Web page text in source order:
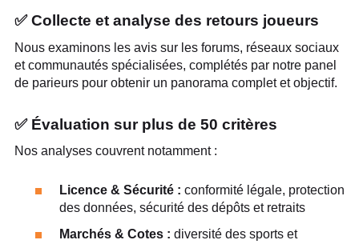
✅ Collecte et analyse des retours joueurs
Nous examinons les avis sur les forums, réseaux sociaux
et communautés spécialisées, complétés par notre panel
de parieurs pour obtenir un panorama complet et objectif.
✅ Évaluation sur plus de 50 critères
Nos analyses couvrent notamment :
Licence & Sécurité : conformité légale, protection
des données, sécurité des dépôts et retraits
Marchés & Cotes : diversité des sports et